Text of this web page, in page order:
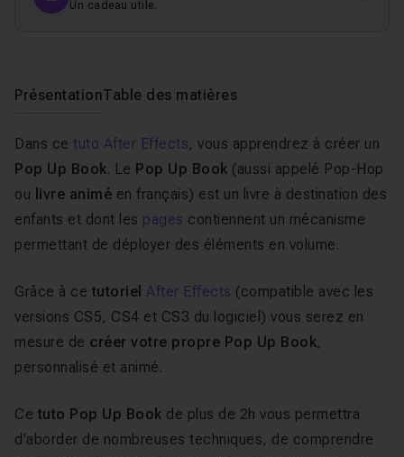
Un cadeau utile.
PrésentationTable des matières
Dans ce tuto After Effects, vous apprendrez à créer un
Pop Up Book. Le Pop Up Book (aussi appelé Pop-Hop
ou livre animé en français) est un livre à destination des
enfants et dont les pages contiennent un mécanisme
permettant de déployer des éléments en volume.
Grâce à ce tutoriel After Effects (compatible avec les
versions CS5, CS4 et CS3 du logiciel) vous serez en
mesure de créer votre propre Pop Up Book,
personnalisé et animé.
Ce tuto Pop Up Book de plus de 2h vous permettra
d'aborder de nombreuses techniques, de comprendre